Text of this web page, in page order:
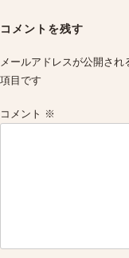
navigation
コメントを残す
メールアドレスが公開され
項目です
コメント ※